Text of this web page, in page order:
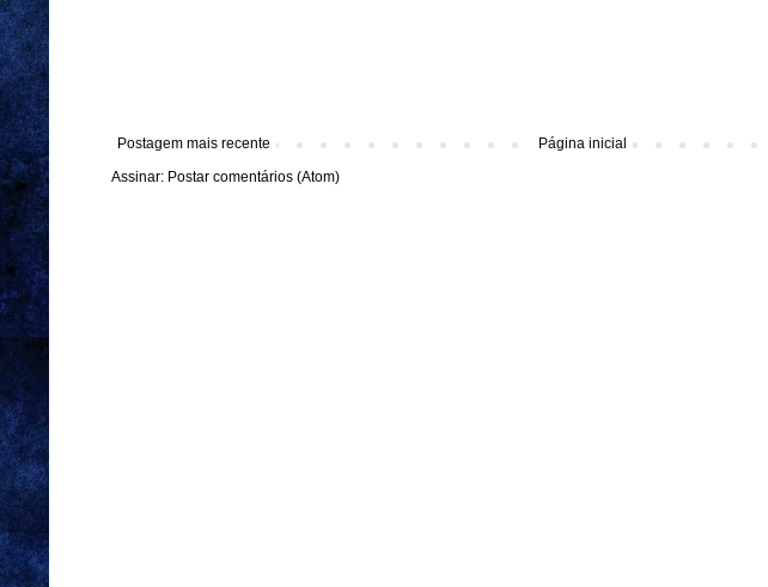
Postagem mais recente
Página inicial
Assinar: Postar comentários (Atom)